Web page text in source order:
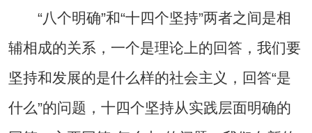
“八个明确”和“十四个坚持”两者之间是相
辅相成的关系，一个是理论上的回答，我们要
坚持和发展的是什么样的社会主义，回答“是
什么”的问题，十四个坚持从实践层面明确的